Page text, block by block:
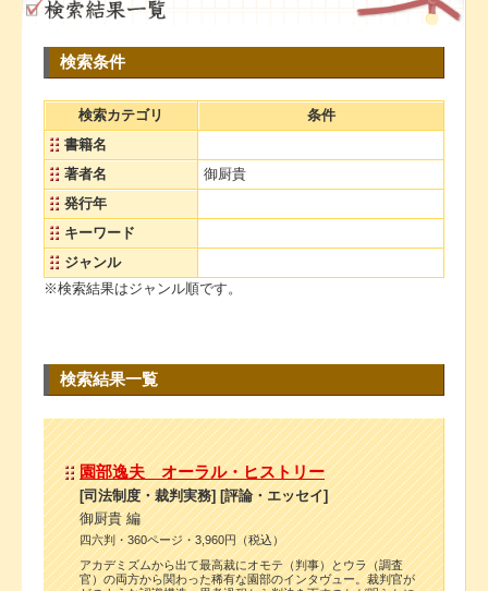
検索条件
検索カテゴリ
条件
書籍名
著者名
御厨貴
発行年
キーワード
ジャンル
※検索結果はジャンル順です。
検索結果一覧
園部逸夫 オーラル・ヒストリー
[司法制度・裁判実務] [評論・エッセイ]
御厨貴 編
四六判・360ページ・3,960円（税込）
アカデミズムから出て最高裁にオモテ（判事）とウラ（調査
官）の両方から関わった稀有な園部のインタヴュー。裁判官が